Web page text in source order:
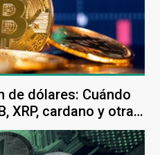
de dólares: Cuándo
XRP, cardano y otras
el hito